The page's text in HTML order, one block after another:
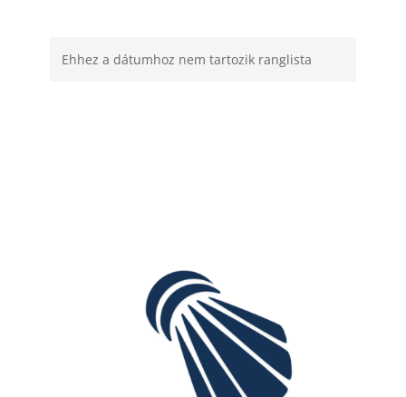
Ehhez a dátumhoz nem tartozik ranglista